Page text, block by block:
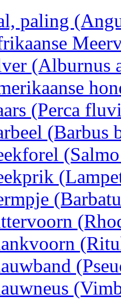
paling
(Alburnus
(Perca
(Barbus